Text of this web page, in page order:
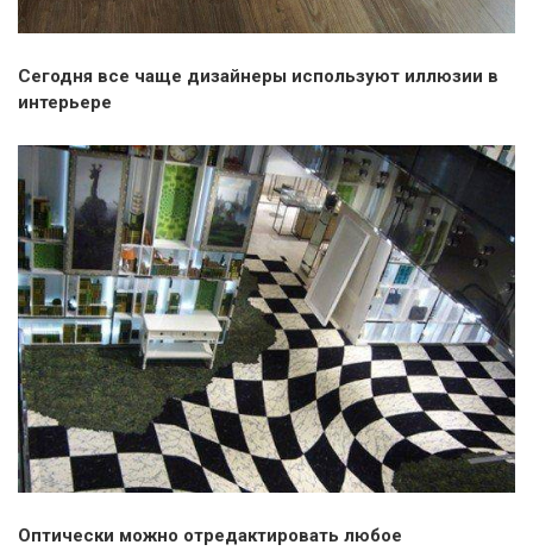
Сегодня все чаще дизайнеры используют иллюзии в
интерьере
Оптически можно отредактировать любое